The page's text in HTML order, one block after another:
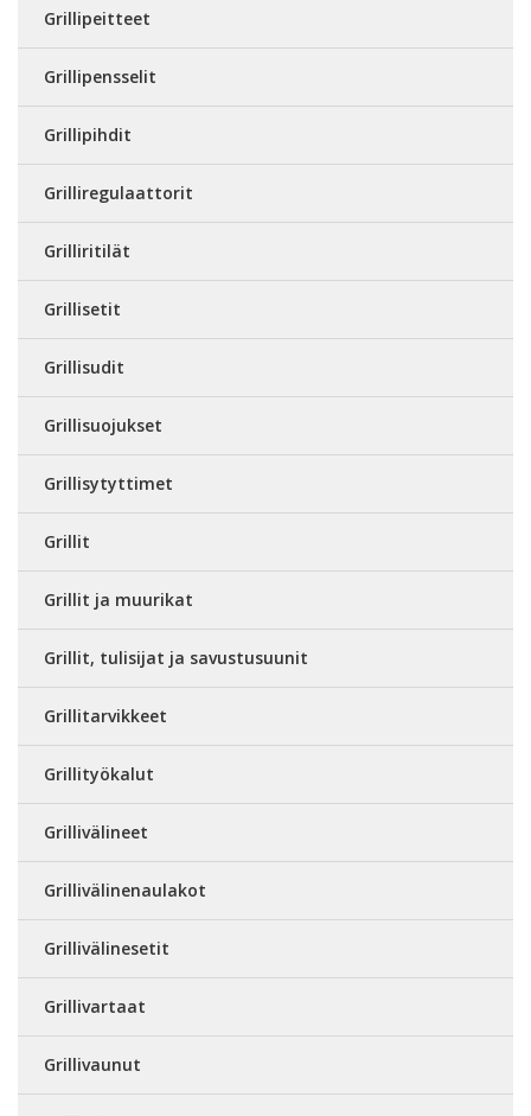
Grillipeitteet
Grillipensselit
Grillipihdit
Grilliregulaattorit
Grilliritilät
Grillisetit
Grillisudit
Grillisuojukset
Grillisytyttimet
Grillit
Grillit ja muurikat
Grillit, tulisijat ja savustusuunit
Grillitarvikkeet
Grillityökalut
Grillivälineet
Grillivälinenaulakot
Grillivälinesetit
Grillivartaat
Grillivaunut